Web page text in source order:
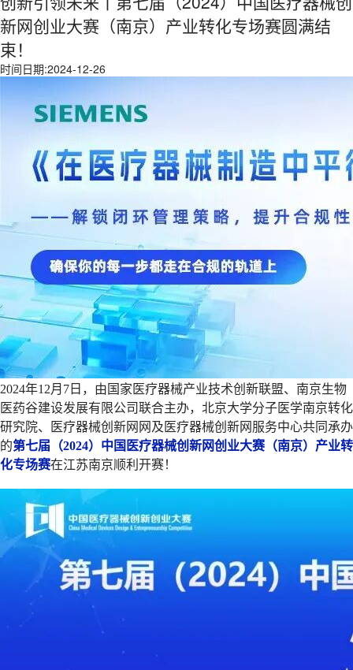
新网创业大赛（南京）产业转化专场赛圆满结
束！
时间日期:2024-12-26
2024年12月7日，由国家医疗器械产业技术创新联盟、南京生物
医药谷建设发展有限公司联合主办，北京大学分子医学南京转化
研究院、医疗器械创新网网及医疗器械创新网服务中心共同承办
的第七届（2024）中国医疗器械创新网创业大赛（南京）产业转
化专场赛在江苏南京顺利开赛！